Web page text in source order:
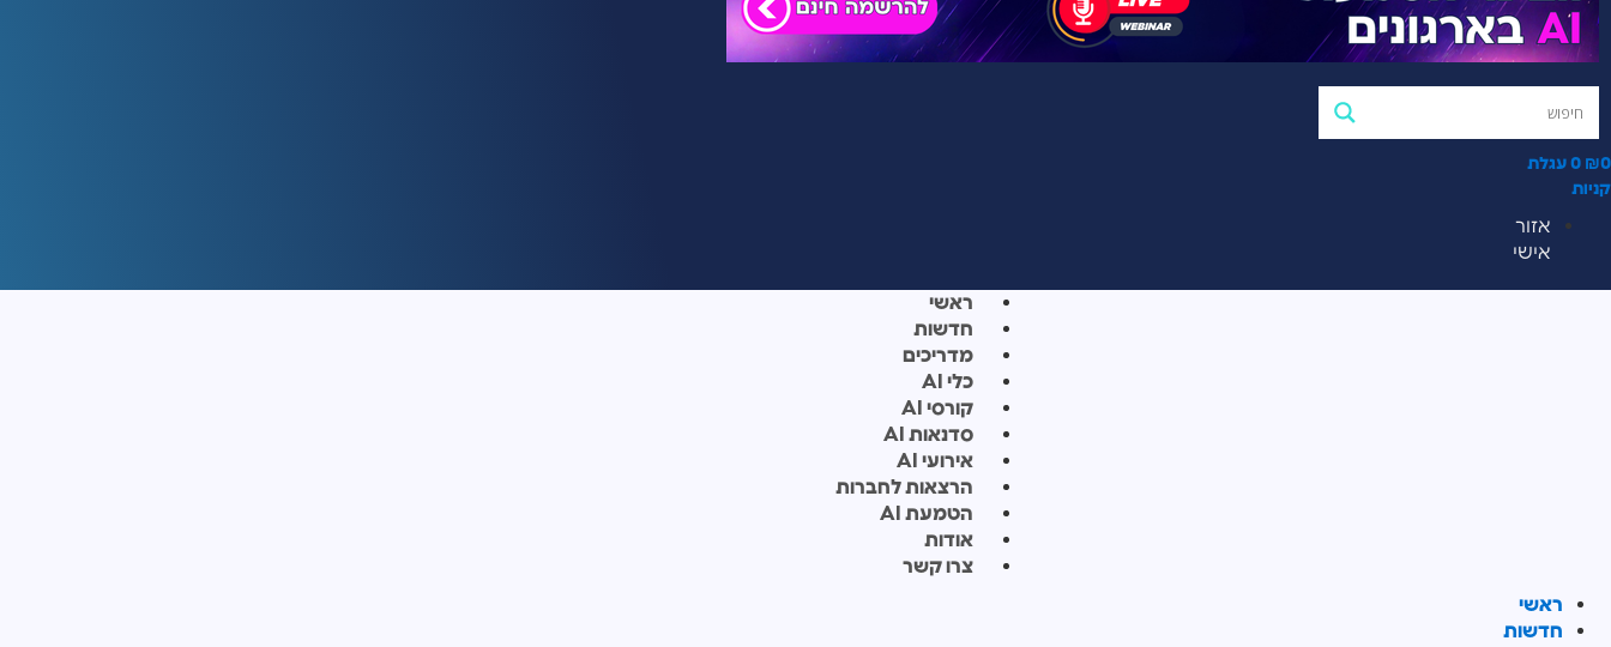
₪0
0 עגלת
קניות
אזור
אישי
ראשי
חדשות
מדריכים
כלי AI
קורסי AI
סדנאות AI
אירועי AI
הרצאות לחברות
הטמעת AI
אודות
צרו קשר
ראשי
חדשות